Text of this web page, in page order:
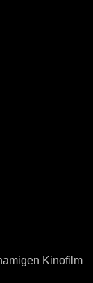
Kinofilm